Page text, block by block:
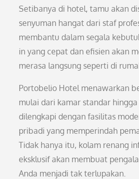
Setibanya di hotel, tamu akan
senyuman hangat dari staf
membantu dalam segala
in yang cepat dan efisien akan
merasa langsung seperti di
Portobelio Hotel menawarkan
mulai dari kamar standar
dilengkapi dengan fasilitas
pribadi yang memperindah
Tidak hanya itu, kolam renang
eksklusif akan membuat
Anda menjadi tak terlupakan.